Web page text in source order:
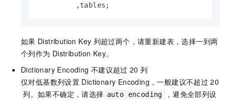
         ,tables;
如果 Distribution Key 列超过两个，请重新建表，选择一到两
个列作为 Distribution Key。
Dictionary Encoding 不建议超过 20 列
仅对低基数列设置 Dictionary Encoding，一般建议不超过 20
列。如果不确定，请选择 auto encoding
，避免全部列设